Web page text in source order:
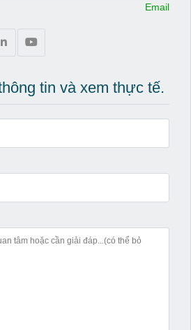
Email
tin và xem thực tế.